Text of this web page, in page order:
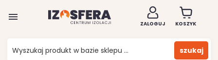

ZALOGUJ KOSZYK
szukaj